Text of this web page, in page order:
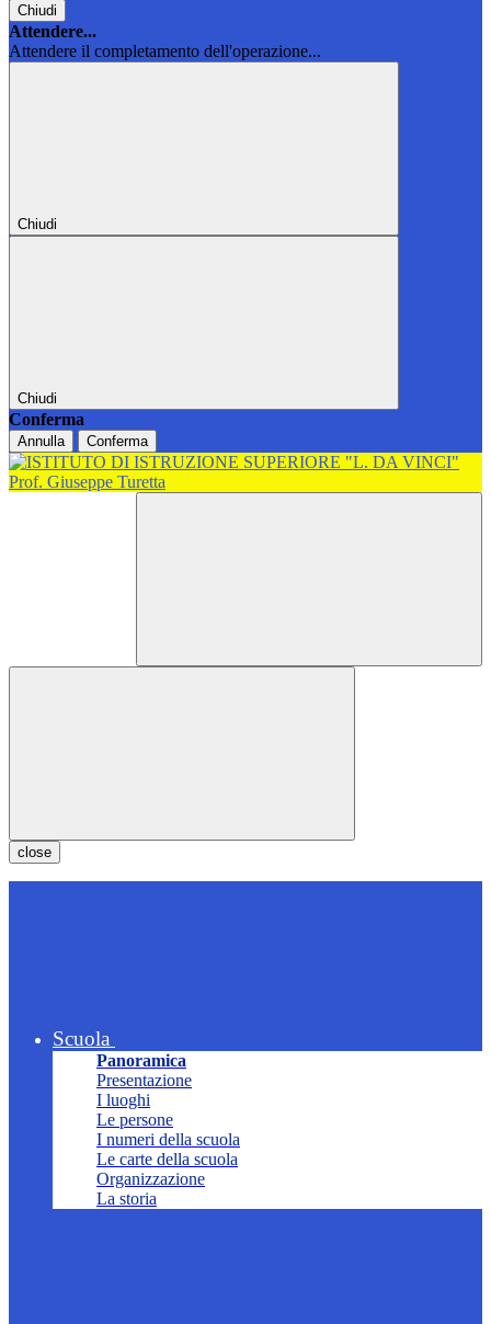
Chiudi
Attendere...
Attendere il completamento dell'operazione...
Chiudi
Chiudi
Conferma
Annulla Conferma
close
Scuola
Panoramica
Presentazione
I luoghi
Le persone
I numeri della scuola
Le carte della scuola
Organizzazione
La storia